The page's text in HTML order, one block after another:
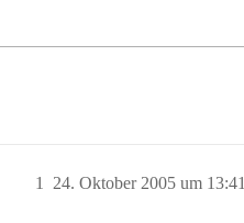
24. Oktober 2005 um 13:41
1